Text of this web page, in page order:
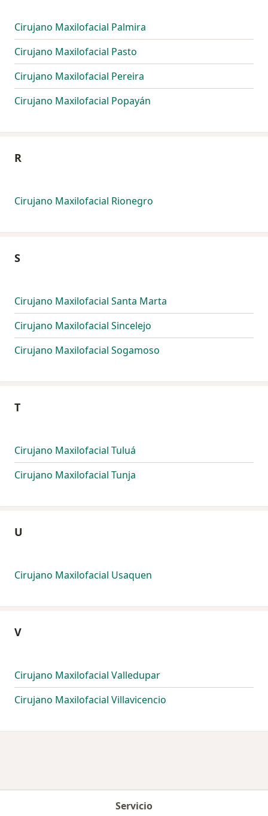
Cirujano Maxilofacial Palmira
Cirujano Maxilofacial Pasto
Cirujano Maxilofacial Pereira
Cirujano Maxilofacial Popayán
R
Cirujano Maxilofacial Rionegro
S
Cirujano Maxilofacial Santa Marta
Cirujano Maxilofacial Sincelejo
Cirujano Maxilofacial Sogamoso
T
Cirujano Maxilofacial Tuluá
Cirujano Maxilofacial Tunja
U
Cirujano Maxilofacial Usaquen
V
Cirujano Maxilofacial Valledupar
Cirujano Maxilofacial Villavicencio
Servicio